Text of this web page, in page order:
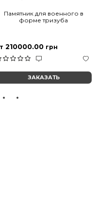
Памятник для военного в
форме тризуба
210000.00 грн
ЗАКАЗАТЬ